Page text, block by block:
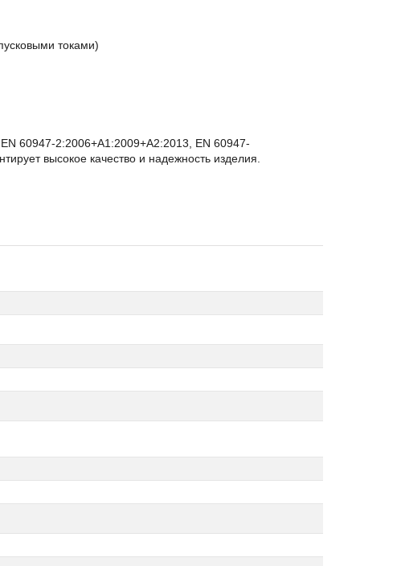
токами)
60947-2:2006+A1:2009+A2:2013, EN 60947-
высокое качество и надежность изделия.